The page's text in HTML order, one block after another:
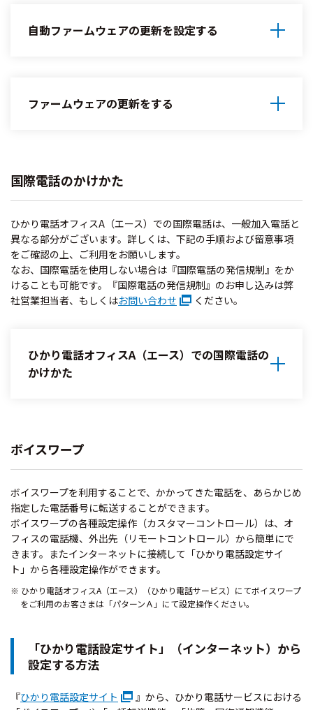
自動ファームウェアの更新を設定する
ファームウェアの更新をする
国際電話のかけかた
ひかり電話オフィスA（エース）での国際電話は、一般加入電話と
異なる部分がございます。詳しくは、下記の手順および留意事項
をご確認の上、ご利用をお願いします。
なお、国際電話を使用しない場合は『国際電話の発信規制』をか
けることも可能です。『国際電話の発信規制』のお申し込みは弊
社営業担当者、もしくはお問い合わせ ください。
ひかり電話オフィスA（エース）での国際電話の
かけかた
ボイスワープ
ボイスワープを利用することで、かかってきた電話を、あらかじめ
指定した電話番号に転送することができます。
ボイスワープの各種設定操作（カスタマーコントロール）は、オ
フィスの電話機、外出先（リモートコントロール）から簡単にで
きます。またインターネットに接続して「ひかり電話設定サイ
ト」から各種設定操作ができます。
ひかり電話オフィスA（エース）（ひかり電話サービス）にてボイスワープ
をご利用のお客さまは「パターンＡ」にて設定操作ください。
「ひかり電話設定サイト」（インターネット）から
設定する方法
『ひかり電話設定サイト
』から、ひかり電話サービスにおける